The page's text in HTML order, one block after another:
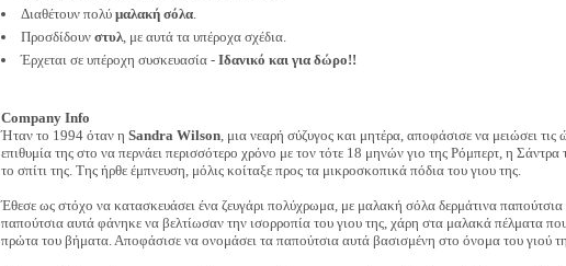
Διαθέτουν πολύ μαλακή σόλα.
Προσδίδουν στυλ, με αυτά τα υπέροχα σχέδια.
Έρχεται σε υπέροχη συσκευασία - Ιδανικό και για δώρο!!
Company Info
Ήταν το 1994 όταν η Sandra Wilson, μια νεαρή σύζυγος και μητέρα, αποφάσισε να μειώσει
επιθυμία της στο να περνάει περισσότερο χρόνο με τον τότε 18 μηνών γιο της Ρόμπερτ, η
το σπίτι της. Της ήρθε έμπνευση, μόλις κοίταξε προς τα μικροσκοπικά πόδια του γιου της.
Έθεσε ως στόχο να κατασκευάσει ένα ζευγάρι πολύχρωμα, με μαλακή σόλα δερμάτινα
παπούτσια αυτά φάνηκε να βελτίωσαν την ισορροπία του γιου της, χάρη στα μαλακά πέλματα
πρώτα του βήματα. Αποφάσισε να ονομάσει τα παπούτσια αυτά βασισμένη στο όνομα του γιού